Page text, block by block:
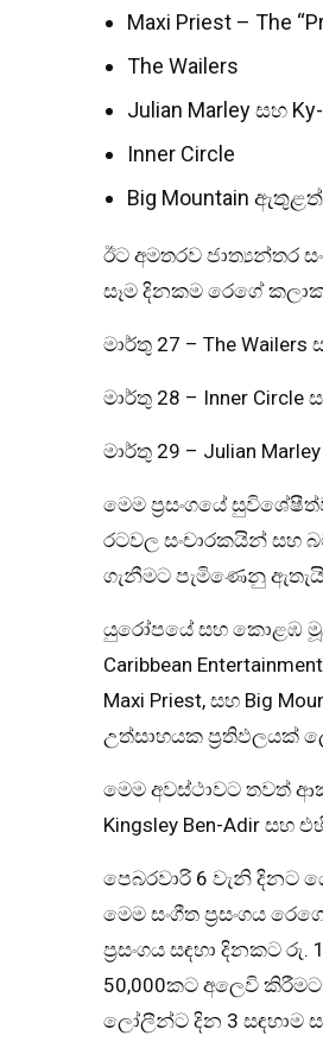
Maxi Priest – The
The Wailers
Julian Marley සහ
Inner Circle
Big Mountain
ඊට අමතරව ජාත්‍යන්තර
සෑම දිනකම රෙගේ
මාර්තු 27 – The Wailers
මාර්තු 28 – Inner Circle
මාර්තු 29 – Julian
මෙම ප්‍රසංගයේ
රටවල සංචාරකයින් සහ
ගැනීමට පැමිණෙනු
යුරෝපයේ සහ කොළඹ
Caribbean
Maxi Priest, සහ Big
උත්සාහයක ප්‍රතිඵලයක්
මෙම අවස්ථාවට තවත්
Kingsley Ben-Adir සහ
පෙබරවාරි 6 වැනි දිනට
මෙම සංගීත ප්‍රසංගය
ප්‍රසංගය සඳහා දිනකට
50,000කට අලෙවි
ලෝලීන්ට දින 3 සඳහාම